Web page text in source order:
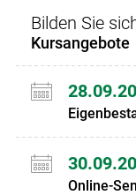
Bilden Sie
Kursangebote
Online-